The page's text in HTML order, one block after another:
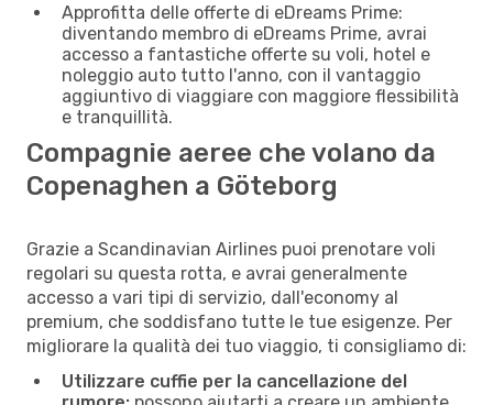
Approfitta delle offerte di eDreams Prime:
diventando membro di eDreams Prime, avrai
accesso a fantastiche offerte su voli, hotel e
noleggio auto tutto l'anno, con il vantaggio
aggiuntivo di viaggiare con maggiore flessibilità
e tranquillità.
Compagnie aeree che volano da
Copenaghen a Göteborg
Grazie a Scandinavian Airlines puoi prenotare voli
regolari su questa rotta, e avrai generalmente
accesso a vari tipi di servizio, dall'economy al
premium, che soddisfano tutte le tue esigenze. Per
migliorare la qualità dei tuo viaggio, ti consigliamo di:
Utilizzare cuffie per la cancellazione del